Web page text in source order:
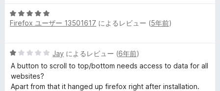
中
5
価
5
段
5
の
評
価
Firefox ユーザー 13501617 によるレビュー (5年前)
5
段
階
中
Jay によるレビュー (6年前)
A button to scroll to top/bottom needs access to data for all
websites?
Apart from that it hanged up firefox right after installation.